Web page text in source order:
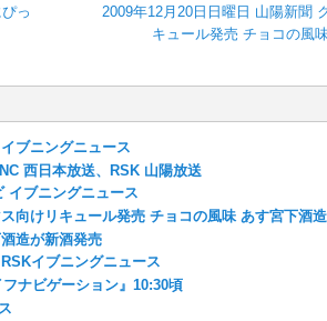
っ
2009年12月20日日曜日 山陽新聞
キュール発売 チョコの風
ブニングニュース
西日本放送、RSK 山陽放送
イブニングニュース
向けリキュール発売 チョコの風味 あす宮下酒造
造が新酒発売
イブニングニュース
ナビゲーション』10:30頃